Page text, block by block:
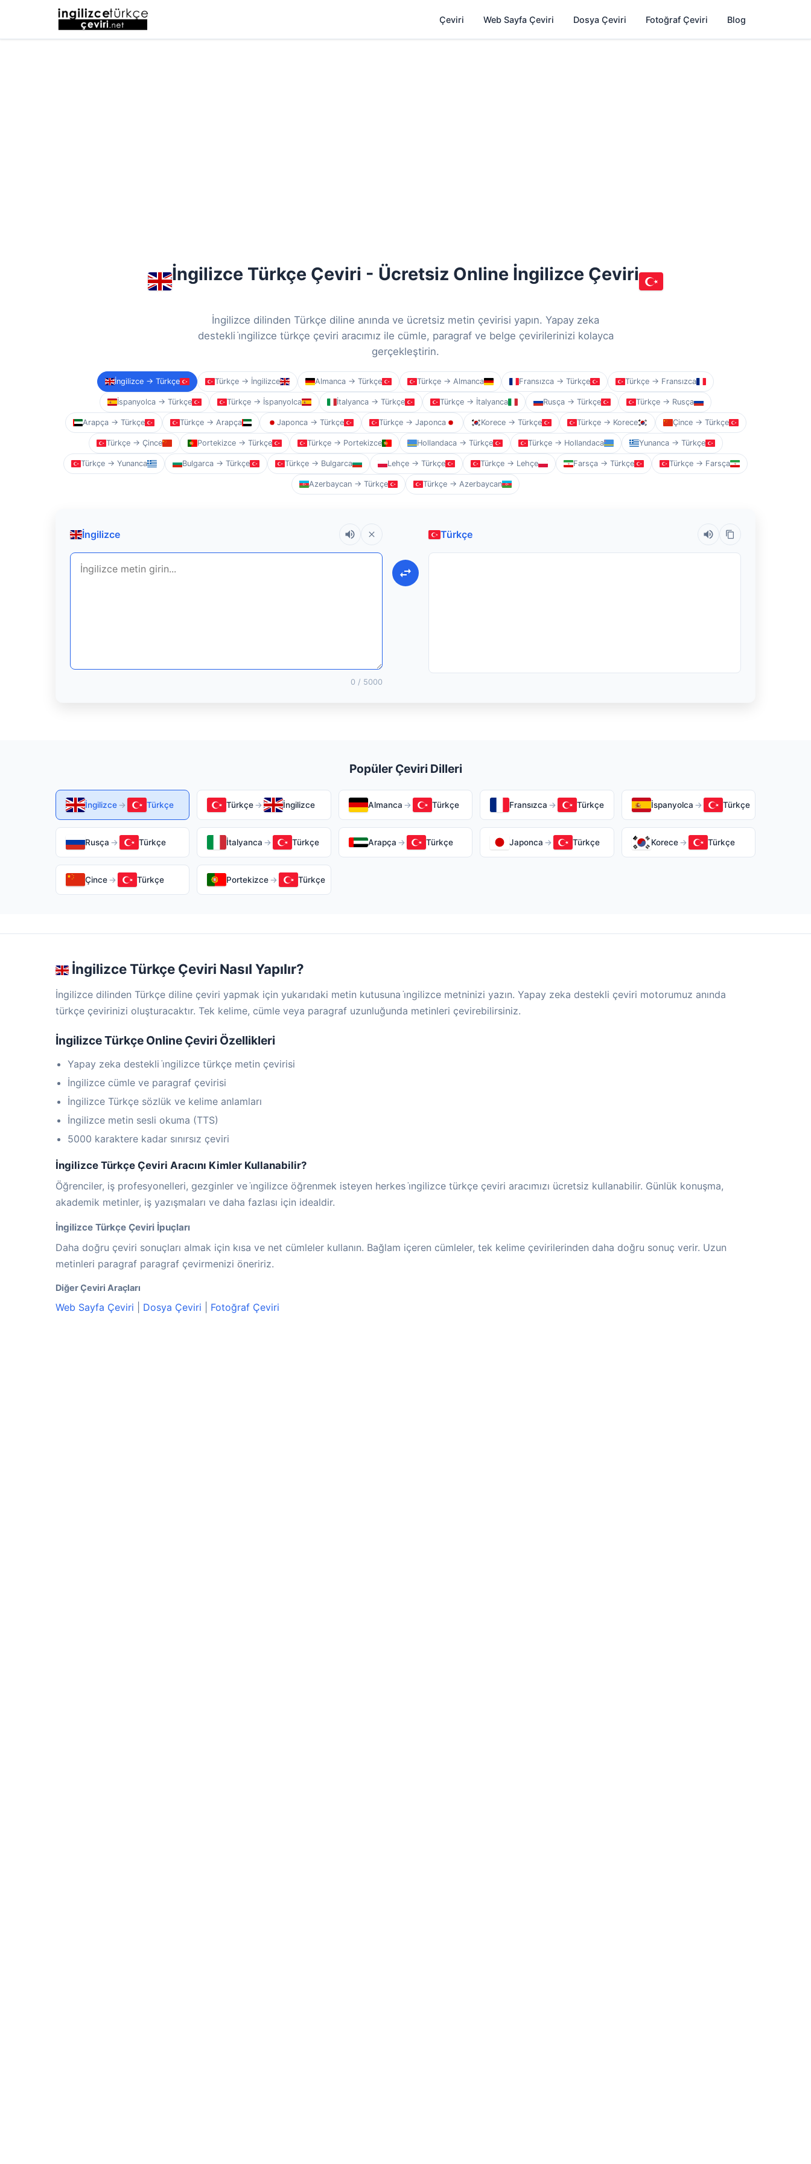
Çeviri Web Sayfa Çeviri Dosya Çeviri Fotoğraf Çeviri Blog
İngilizce Türkçe Çeviri - Ücretsiz Online İngilizce Çeviri
İngilizce dilinden Türkçe diline anında ve ücretsiz metin çevirisi yapın. Yapay zeka
destekli i̇ngilizce türkçe çeviri aracımız ile cümle, paragraf ve belge çevirilerinizi kolayca
gerçekleştirin.
İngilizce → Türkçe Türkçe → İngilizce Almanca → Türkçe Türkçe → Almanca Fransızca → Türkçe Türkçe → Fransızca
İspanyolca → Türkçe Türkçe → İspanyolca İtalyanca → Türkçe Türkçe → İtalyanca Rusça → Türkçe Türkçe → Rusça
Arapça → Türkçe Türkçe → Arapça Japonca → Türkçe Türkçe → Japonca Korece → Türkçe Türkçe → Korece Çince → Türkçe
Türkçe → Çince Portekizce → Türkçe Türkçe → Portekizce Hollandaca → Türkçe Türkçe → Hollandaca Yunanca → Türkçe
Türkçe → Yunanca Bulgarca → Türkçe Türkçe → Bulgarca Lehçe → Türkçe Türkçe → Lehçe Farsça → Türkçe Türkçe → Farsça
Azerbaycan → Türkçe Türkçe → Azerbaycan
İngilizce
0 / 5000
Türkçe
Popüler Çeviri Dilleri
İngilizce → Türkçe Türkçe→ İngilizce Almanca → Türkçe Fransızca → Türkçe İspanyolca → Türkçe
Rusça → Türkçe İtalyanca → Türkçe Arapça → Türkçe Japonca → Türkçe Korece → Türkçe
Çince→ Türkçe Portekizce→ Türkçe
İngilizce Türkçe Çeviri Nasıl Yapılır?
İngilizce dilinden Türkçe diline çeviri yapmak için yukarıdaki metin kutusuna i̇ngilizce metninizi yazın. Yapay zeka destekli çeviri motorumuz anında
türkçe çevirinizi oluşturacaktır. Tek kelime, cümle veya paragraf uzunluğunda metinleri çevirebilirsiniz.
İngilizce Türkçe Online Çeviri Özellikleri
Yapay zeka destekli i̇ngilizce türkçe metin çevirisi
İngilizce cümle ve paragraf çevirisi
İngilizce Türkçe sözlük ve kelime anlamları
İngilizce metin sesli okuma (TTS)
5000 karaktere kadar sınırsız çeviri
İngilizce Türkçe Çeviri Aracını Kimler Kullanabilir?
Öğrenciler, iş profesyonelleri, gezginler ve i̇ngilizce öğrenmek isteyen herkes i̇ngilizce türkçe çeviri aracımızı ücretsiz kullanabilir. Günlük konuşma,
akademik metinler, iş yazışmaları ve daha fazlası için idealdir.
İngilizce Türkçe Çeviri İpuçları
Daha doğru çeviri sonuçları almak için kısa ve net cümleler kullanın. Bağlam içeren cümleler, tek kelime çevirilerinden daha doğru sonuç verir. Uzun
metinleri paragraf paragraf çevirmenizi öneririz.
Diğer Çeviri Araçları
Web Sayfa Çeviri Dosya Çeviri Fotoğraf Çeviri